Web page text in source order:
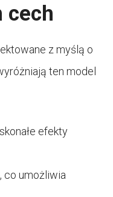
cech
z myślą o
ten model
efekty
co umożliwia